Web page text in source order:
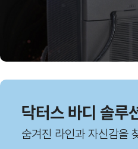
닥터스 바디 솔루
숨겨진 라인과 자신감을